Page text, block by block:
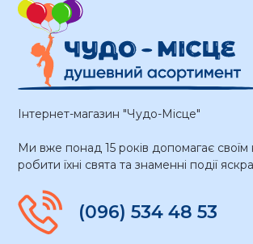
Інтернет-магазин "Чудо-Місце"
Ми вже понад 15 років допомагає своїм
робити їхні свята та знаменні події
(096) 534 48 53